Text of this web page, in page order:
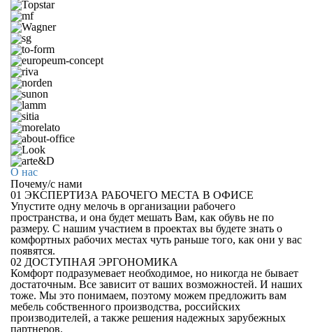
О нас
Почему/с нами
01 ЭКСПЕРТИЗА РАБОЧЕГО МЕСТА В ОФИСЕ
Упустите одну мелочь в организации рабочего
пространства, и она будет мешать Вам, как обувь не по
размеру. С нашим участием в проектах вы будете знать о
комфортных рабочих местах чуть раньше того, как они у вас
появятся.
02 ДОСТУПНАЯ ЭРГОНОМИКА
Комфорт подразумевает необходимое, но никогда не бывает
достаточным. Все зависит от ваших возможностей. И наших
тоже. Мы это понимаем, поэтому можем предложить вам
мебель собственного производства, российских
производителей, а также решения надежных зарубежных
партнеров.